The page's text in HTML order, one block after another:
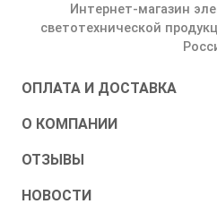
Интернет-магазин
светотехнической
ОПЛАТА И ДОСТАВКА
О КОМПАНИИ
ОТЗЫВЫ
НОВОСТИ